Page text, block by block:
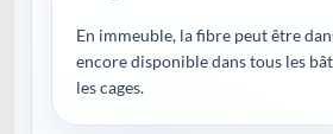
En immeuble, la fibre peut être
encore disponible dans tous les
les cages.